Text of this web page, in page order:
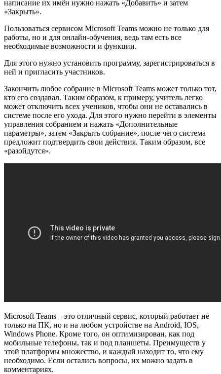
написание их имён нужно нажать «Добавить» и затем
«Закрыть».
Пользоваться сервисом Microsoft Teams можно не только для
работы, но и для онлайн-обучения, ведь там есть все
необходимые возможности и функции.
Для этого нужно установить программу, зарегистрироваться в
ней и пригласить участников.
Закончить любое собрание в Microsoft Teams может только тот,
кто его создавал. Таким образом, к примеру, учитель легко
может отключить всех учеников, чтобы они не оставались в
системе после его ухода. Для этого нужно перейти в элементы
управления собранием и нажать «Дополнительные
параметры», затем «Закрыть собрание», после чего система
предложит подтвердить свои действия. Таким образом, все
«разойдутся».
Microsoft Teams – это отличный сервис, который работает не
только на ПК, но и на любом устройстве на Android, IOS,
Windows Phone. Кроме того, он оптимизирован, как под
мобильные телефоны, так и под планшеты. Преимуществ у
этой платформы множество, и каждый находит то, что ему
необходимо. Если остались вопросы, их можно задать в
комментариях.